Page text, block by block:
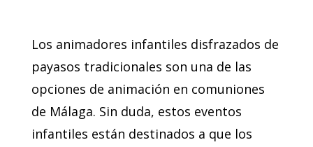
Los animadores infantiles disfrazados de
payasos tradicionales son una de las
opciones de animación en comuniones
de Málaga. Sin duda, estos eventos
infantiles están destinados a que los